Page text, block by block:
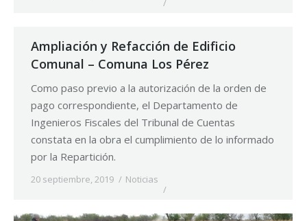
Ampliación y Refacción de Edificio
Comunal – Comuna Los Pérez
Como paso previo a la autorización de la orden de
pago correspondiente, el Departamento de
Ingenieros Fiscales del Tribunal de Cuentas
constata en la obra el cumplimiento de lo informado
por la Repartición.
20 septiembre, 2019 Noticias